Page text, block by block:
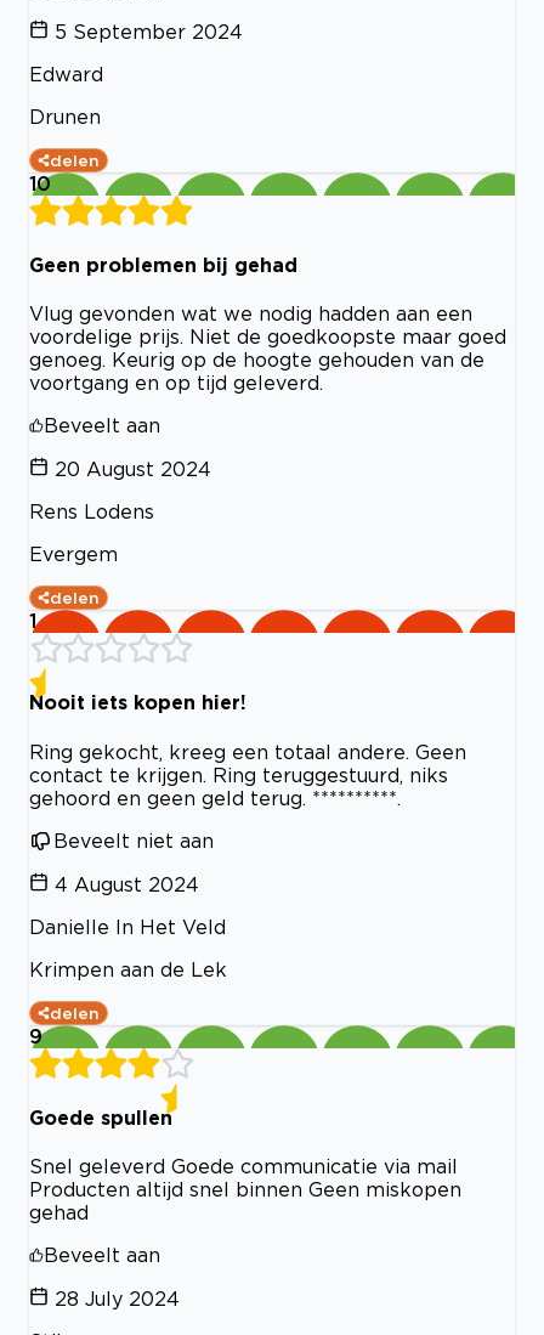
5 September 2024
Edward
Drunen
delen
10
Geen problemen bij gehad
Vlug gevonden wat we nodig hadden aan een
voordelige prijs. Niet de goedkoopste maar goed
genoeg. Keurig op de hoogte gehouden van de
voortgang en op tijd geleverd.
Beveelt aan
20 August 2024
Rens Lodens
Evergem
delen
1
Nooit iets kopen hier!
Ring gekocht, kreeg een totaal andere. Geen
contact te krijgen. Ring teruggestuurd, niks
gehoord en geen geld terug. **********.
Beveelt niet aan
4 August 2024
Danielle In Het Veld
Krimpen aan de Lek
delen
9
Goede spullen
Snel geleverd Goede communicatie via mail
Producten altijd snel binnen Geen miskopen
gehad
Beveelt aan
28 July 2024